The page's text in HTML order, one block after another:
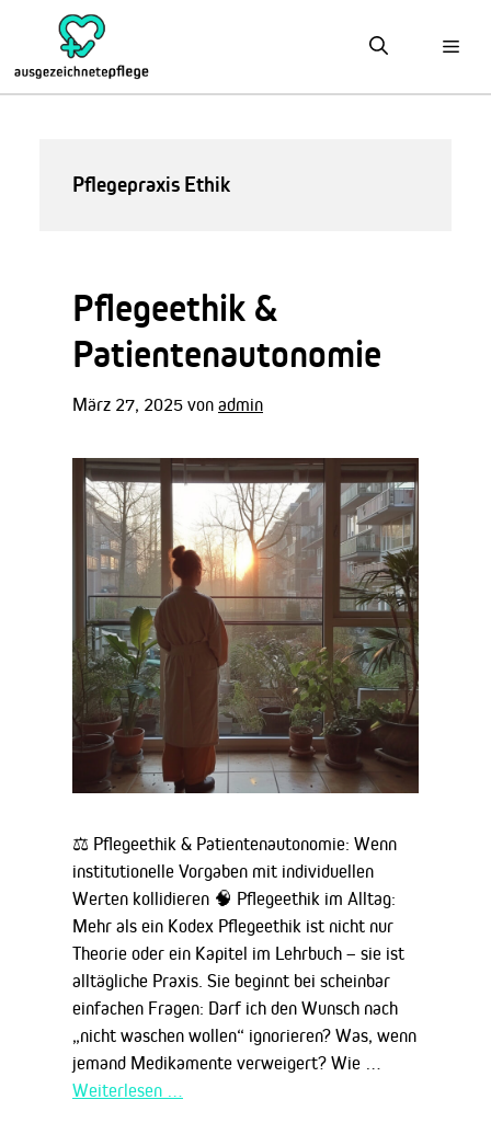
springen
Pflegepraxis Ethik
Pflegeethik &
Patientenautonomie
März 27, 2025 von admin
⚖️ Pflegeethik & Patientenautonomie: Wenn
institutionelle Vorgaben mit individuellen
Werten kollidieren 🧠 Pflegeethik im Alltag:
Mehr als ein Kodex Pflegeethik ist nicht nur
Theorie oder ein Kapitel im Lehrbuch – sie ist
alltägliche Praxis. Sie beginnt bei scheinbar
einfachen Fragen: Darf ich den Wunsch nach
„nicht waschen wollen“ ignorieren? Was, wenn
jemand Medikamente verweigert? Wie …
Weiterlesen …